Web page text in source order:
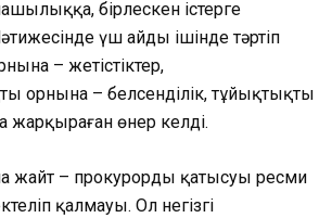
бірлескен істерге
үш айдың ішінде тәртіп
– жетістіктер,
орнына – белсенділік, тұйықтықтың
жарқыраған өнер келді.
жайт – прокурордың қатысуы ресми
қалмауы. Ол негізгі